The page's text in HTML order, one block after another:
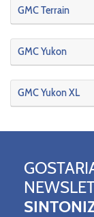
GMC Terrain
GMC Yukon
GMC Yukon XL